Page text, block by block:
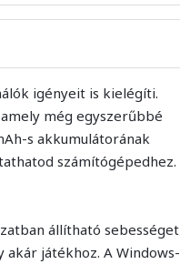
igényeit is kielégíti.
még egyszerűbbé
s akkumulátorának
számítógépedhez.
állítható sebességet
játékhoz. A Windows-